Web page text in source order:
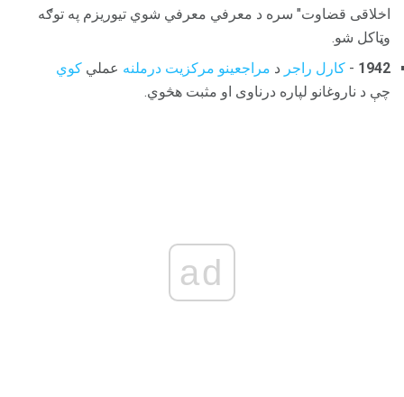
اخلاقی قضاوت" سره د معرفي معرفي شوي تیوریزم په توګه
وټاکل شو.
1942
- کارل راجر د مراجعینو مرکزیت درملنه عملي کوي
چې د ناروغانو لپاره درناوی او مثبت هڅوي.
ad